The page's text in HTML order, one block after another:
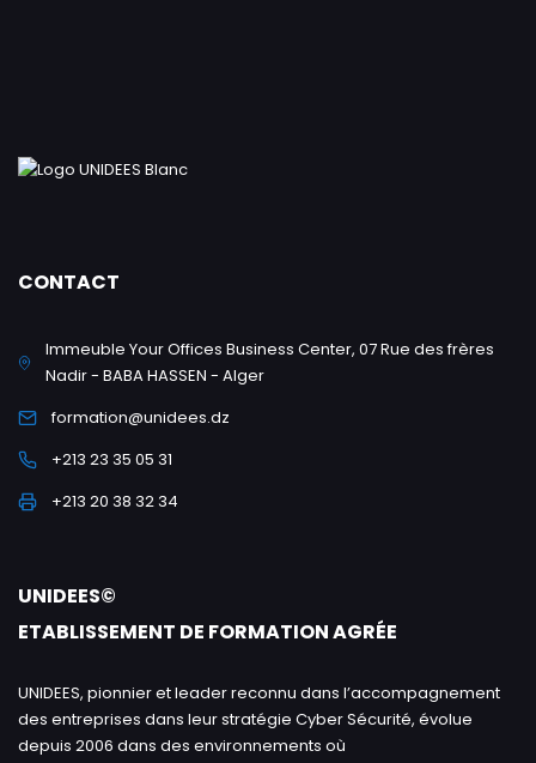
CONTACT
Immeuble Your Offices Business Center, 07 Rue des frères
Nadir - BABA HASSEN - Alger
formation@unidees.dz
+213 23 35 05 31
+213 20 38 32 34
UNIDEES©
ETABLISSEMENT DE FORMATION AGRÉE
UNIDEES, pionnier et leader reconnu dans l’accompagnement
des entreprises dans leur stratégie Cyber Sécurité, évolue
depuis 2006 dans des environnements où